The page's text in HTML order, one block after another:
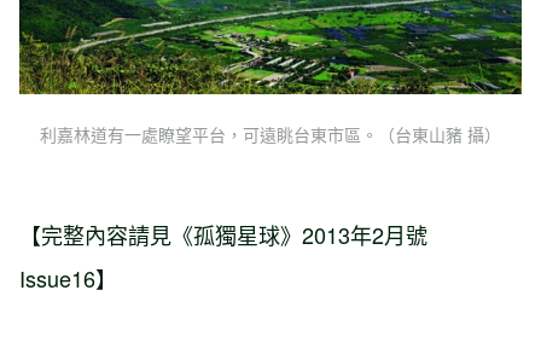
利嘉林道有一處瞭望平台，可遠眺台東市區。（台東山豬 攝）
【完整內容請見《孤獨星球》2013年2月號
Issue16】